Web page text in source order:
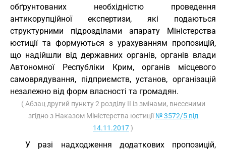
обґрунтованих необхідністю проведення
антикорупційної експертизи, які подаються
структурними підрозділами апарату Міністерства
юстиції та формуються з урахуванням пропозицій,
що надійшли від державних органів, органів влади
Автономної Республіки Крим, органів місцевого
самоврядування, підприємств, установ, організацій
незалежно від форм власності та громадян.
( Абзац другий пункту 2 розділу II із змінами, внесеними
згідно з Наказом Міністерства юстиції№ 3572/5 від
14.11.2017)
У разі надходження додаткових пропозицій,